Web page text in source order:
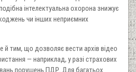
інтелектуальна охорона знижує
чи інших неприємних
й тим, що дозволяє вести архів відео
— наприклад, у разі страхових
порушень ПДР. Для багатьох